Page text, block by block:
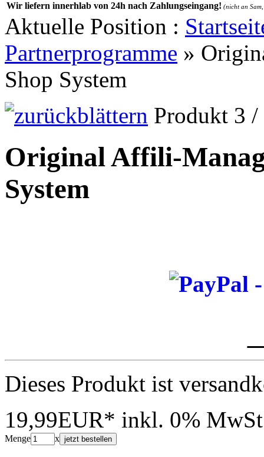
Wir liefern innerhlab von 24h nach Zahlungseingang! (nicht an
Aktuelle Position :
Partnerprogramme »
Shop System
Produkt 3
Original Affili-
System
Dieses Produkt ist
19,99EUR* inkl. 0%
Menge x jetzt bestellen